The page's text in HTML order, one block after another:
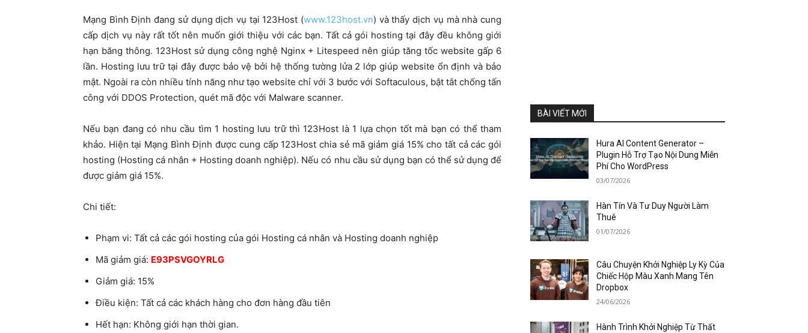
Mạng Bình Định đang sử dụng dịch vụ tại 123Host (www.123host.vn) và thấy dịch vụ mà nhà cung
cấp dịch vụ này rất tốt nên muốn giới thiệu với các bạn. Tất cả gói hosting tại đây đều không giới
hạn băng thông. 123Host sử dụng công nghệ Nginx + Litespeed nên giúp tăng tốc website gấp 6
lần. Hosting lưu trữ tại đây được bảo vệ bởi hệ thống tường lửa 2 lớp giúp website ổn định và bảo
mật. Ngoài ra còn nhiều tính năng như tạo website chỉ với 3 bước với Softaculous, bật tắt chống tấn
công với DDOS Protection, quét mã độc với Malware scanner.
Nếu bạn đang có nhu cầu tìm 1 hosting lưu trữ thì 123Host là 1 lựa chọn tốt mà bạn có thể tham
khảo. Hiện tại Mạng Bình Định được cung cấp 123Host chia sẻ mã giảm giá 15% cho tất cả các gói
hosting (Hosting cá nhân + Hosting doanh nghiệp). Nếu có nhu cầu sử dụng bạn có thể sử dụng để
được giảm giá 15%.
Chi tiết:
Phạm vi: Tất cả các gói hosting của gói Hosting cá nhân và Hosting doanh nghiệp
Mã giảm giá: E93PSVGOYRLG
Giảm giá: 15%
Điều kiện: Tất cả các khách hàng cho đơn hàng đầu tiên
Hết hạn: Không giới hạn thời gian.
BÀI VIẾT MỚI
Hura AI Content Generator –
Plugin Hỗ Trợ Tạo Nội Dung Miễn
Phí Cho WordPress
03/07/2026
Hàn Tín Và Tư Duy Người Làm
Thuê
01/07/2026
Câu Chuyện Khởi Nghiệp Ly Kỳ Của
Chiếc Hộp Màu Xanh Mang Tên
Dropbox
24/06/2026
Hành Trình Khởi Nghiệp Từ Thất